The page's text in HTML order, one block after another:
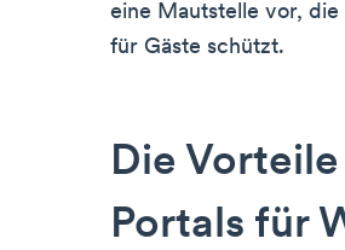
eine Mautstelle vor,
für Gäste schützt.
Die
Portals für